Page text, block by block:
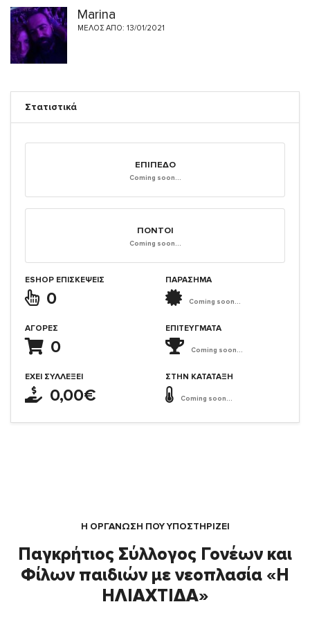
Marina
ΜΈΛΟΣ ΑΠΌ: 13/01/2021
Στατιστικά
ΕΠΊΠΕΔΟ
Coming soon...
ΠΌΝΤΟΙ
Coming soon...
ESHOP ΕΠΙΣΚΈΨΕΙΣ
0
ΑΓΟΡΈΣ
0
ΈΧΕΙ ΣΥΛΛΈΞΕΙ
0,00€
ΠΑΡΑΣΗΜΑ
Coming soon...
ΕΠΙΤΕΎΓΜΑΤΑ
Coming soon...
ΣΤΗΝ ΚΑΤΆΤΑΞΗ
Coming soon...
Η ΟΡΓΆΝΩΣΗ ΠΟΥ ΥΠΟΣΤΗΡΙΖΕΙ
Παγκρήτιος Σύλλογος Γονέων και
Φίλων παιδιών με νεοπλασία «Η
ΗΛΙΑΧΤΙΔΑ»